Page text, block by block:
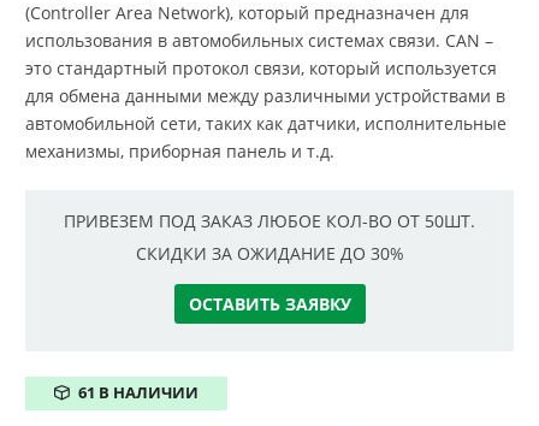
(Controller Area Network), который предназначен для
использования в автомобильных системах связи. CAN –
это стандартный протокол связи, который используется
для обмена данными между различными устройствами в
автомобильной сети, таких как датчики, исполнительные
механизмы, приборная панель и т.д.
ПРИВЕЗЕМ ПОД ЗАКАЗ ЛЮБОЕ КОЛ-ВО ОТ 50ШТ.
СКИДКИ ЗА ОЖИДАНИЕ ДО 30%
ОСТАВИТЬ ЗАЯВКУ
61 В НАЛИЧИИ